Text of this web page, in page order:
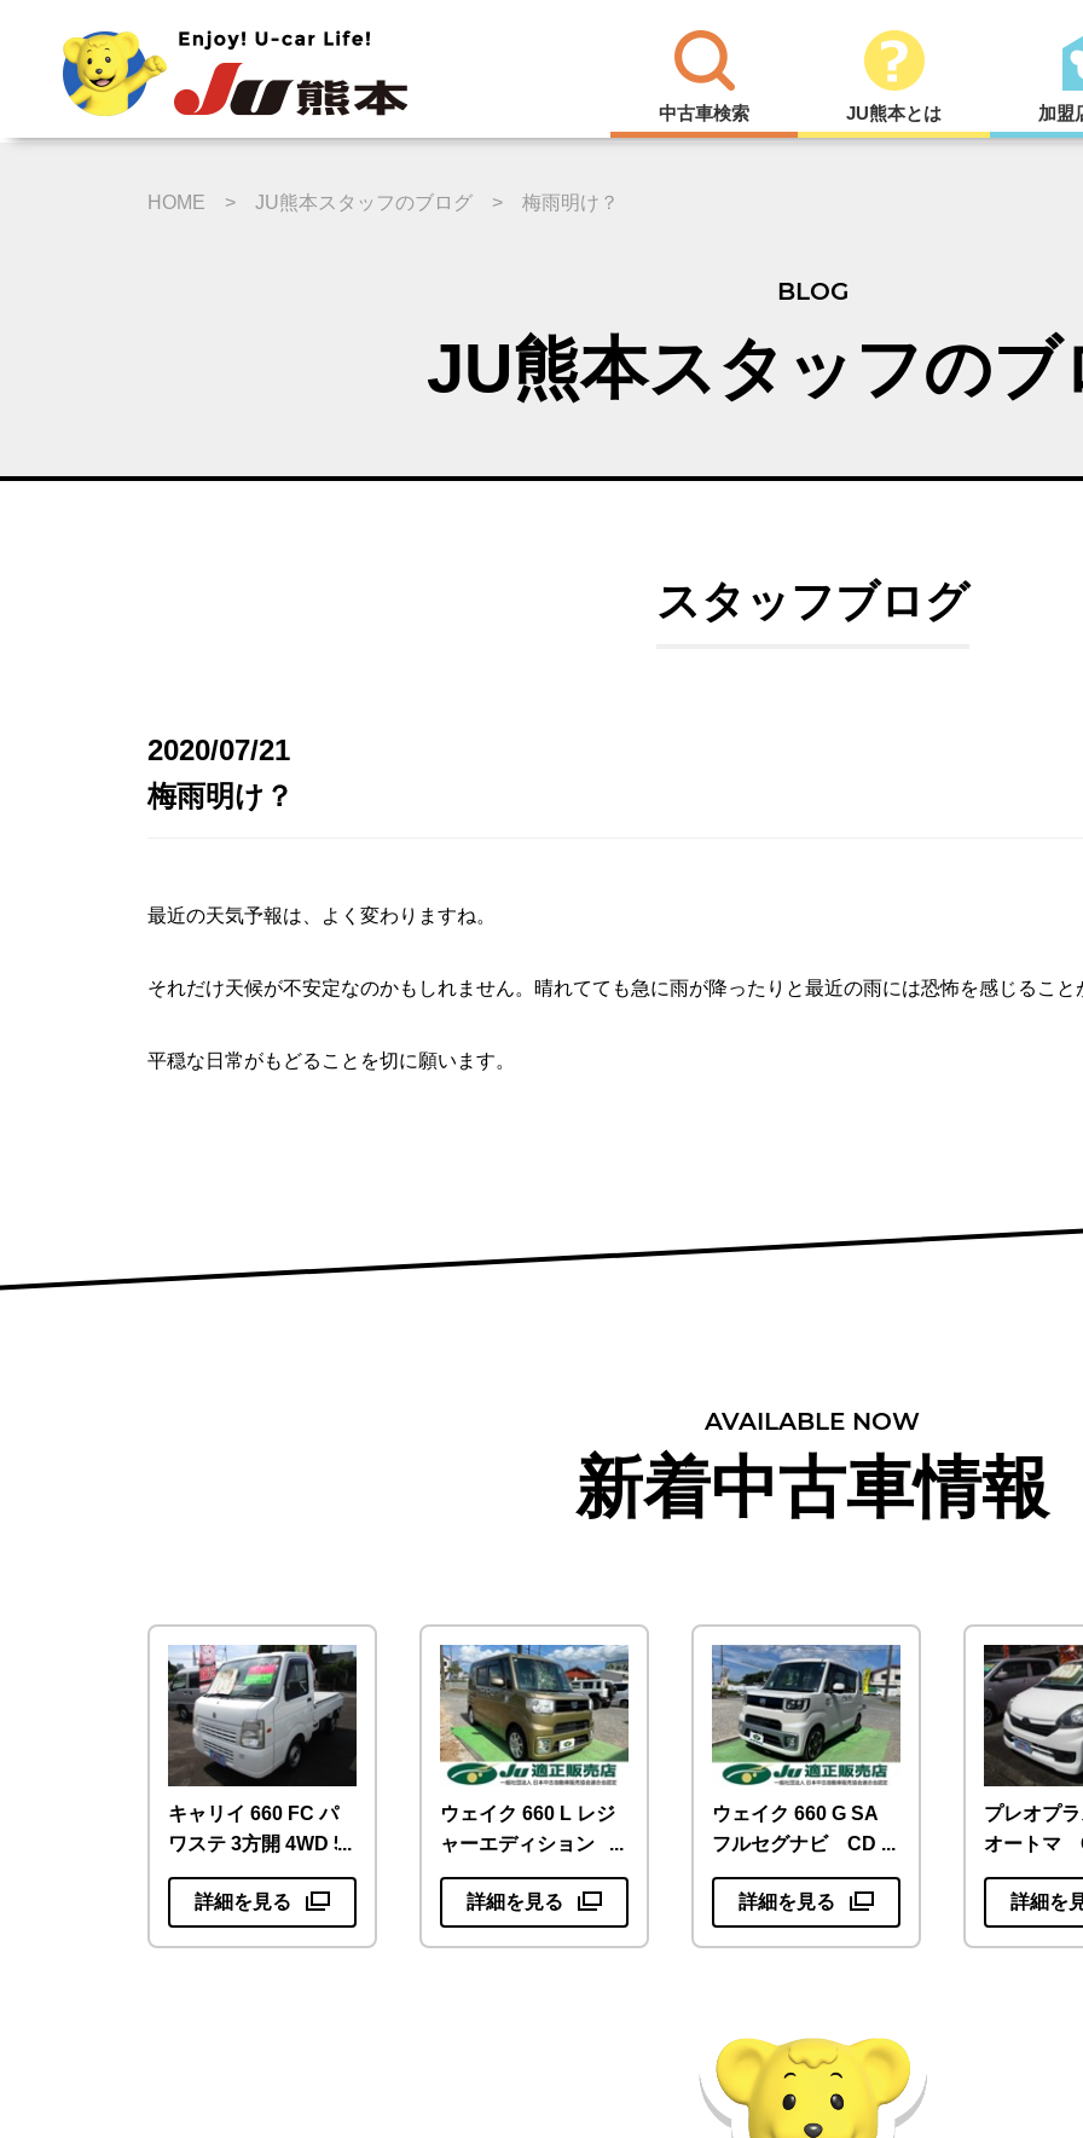
中古車検索 JU熊本とは 加盟
HOME JU熊本スタッフのブログ 梅雨明け？
BLOG
JU熊本スタッフのブ
スタッフブログ
2020/07/21
梅雨明け？
最近の天気予報は、よく変わりますね。
それだけ天候が不安定なのかもしれません。晴れてても急に雨が降ったりと最近の雨には恐怖を感じること
平穏な日常がもどることを切に願います。
AVAILABLE NOW
新着中古車情報
キャリイ 660 FC パ
ワステ 3方開 4WD 5
速 4WD エアコ
ン パワステ
49000キロ…
詳細を見る
ウェイク 660 L レジ
ャーエディション
SAIII ナビ フルセグ
TV ETC バックカ
メラ
詳細を見る
ウェイク 660 G SA
フルセグナビ CD
DVD ETC バック
カメラ…
詳細を見る
プレオプ
オートマ
ドリング
詳細を